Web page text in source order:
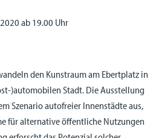
ab 19.00 Uhr
den Kunstraum am Ebertplatz in
)automobilen Stadt. Die Ausstellung
Szenario autofreier Innenstädte aus,
für alternative öffentliche Nutzungen